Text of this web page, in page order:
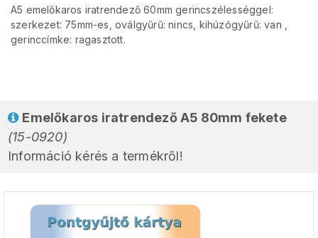
A5 emelőkaros iratrendező 60mm gerincszélességgel:
szerkezet: 75mm-es, oválgyűrű: nincs, kihúzógyűrű: van ,
gerinccímke: ragasztott.
Emelőkaros iratrendező A5 80mm fekete
(15-0920)
Információ kérés a termékről!